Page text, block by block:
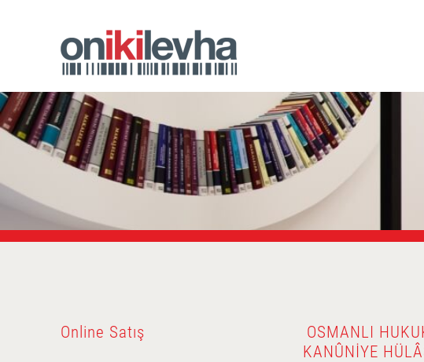
Online Satış
OSMANLI
KANÛNIYE